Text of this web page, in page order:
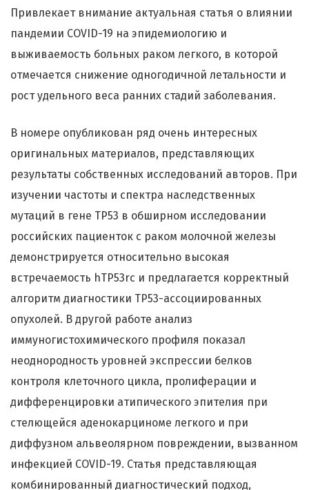
Привлекает внимание актуальная статья о влиянии
пандемии COVID-19 на эпидемиологию и
выживаемость больных раком легкого, в которой
отмечается снижение одногодичной летальности и
рост удельного веса ранних стадий заболевания.
В номере опубликован ряд очень интересных
оригинальных материалов, представляющих
результаты собственных исследований авторов. При
изучении частоты и спектра наследственных
мутаций в гене TP53 в обширном исследовании
российских пациенток с раком молочной железы
демонстрируется относительно высокая
встречаемость hTP53rc и предлагается корректный
алгоритм диагностики TP53-ассоциированных
опухолей. В другой работе анализ
иммуногистохимического профиля показал
неоднородность уровней экспрессии белков
контроля клеточного цикла, пролиферации и
дифференцировки атипического эпителия при
стелющейся аденокарциноме легкого и при
диффузном альвеолярном повреждении, вызванном
инфекцией COVID-19. Статья представляющая
комбинированный диагностический подход,